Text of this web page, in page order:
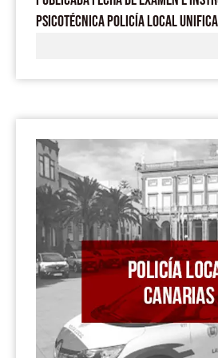
PSICOTÉCNICA POLICÍA LOCAL